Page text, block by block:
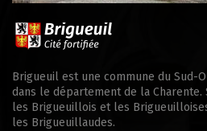
Brigueuil est une commune du Sud-
dans le département de la
les Brigueuillois et les
les Brigueuillaudes.